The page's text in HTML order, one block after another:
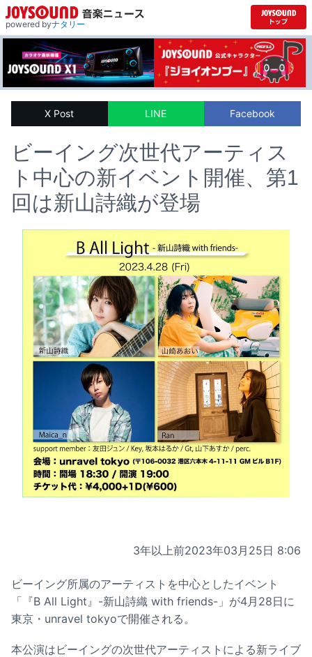
powered byナタリー
X Post LINE Facebook
ビーイング次世代アーティス
ト中心の新イベント開催、第1
回は新山詩織が登場
3年以上前2023年03月25日 8:06
ビーイング所属のアーティストを中心としたイベント
「『B All Light』-新山詩織 with friends-」が4月28日に
東京・unravel tokyoで開催される。
本公演はビーイングの次世代アーティストによる新ライブ